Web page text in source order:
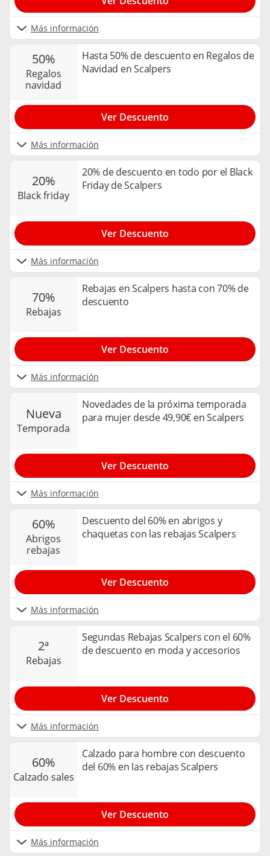
Más información
50%
regalos
navidad
Hasta 50% de descuento en Regalos de
Navidad en Scalpers
Más información
Ver Descuento
20%
black friday
20% de descuento en todo por el Black
Friday de Scalpers
Más información
Ver Descuento
70%
rebajas
Rebajas en Scalpers hasta con 70% de
descuento
Más información
Ver Descuento
nueva
temporada
Novedades de la próxima temporada
para mujer desde 49,90€ en Scalpers
Más información
Ver Descuento
60%
abrigos
rebajas
Descuento del 60% en abrigos y
chaquetas con las rebajas Scalpers
Más información
Ver Descuento
2ª
rebajas
Segundas Rebajas Scalpers con el 60%
de descuento en moda y accesorios
Más información
Ver Descuento
60%
calzado sales
Calzado para hombre con descuento
del 60% en las rebajas Scalpers
Más información
Ver Descuento